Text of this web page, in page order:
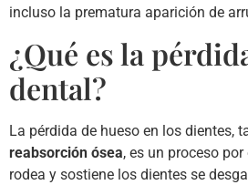
incluso la prematura aparición de
¿Qué es la
dental?
La pérdida de hueso en los dientes,
reabsorción ósea, es un proceso
rodea y sostiene los dientes se